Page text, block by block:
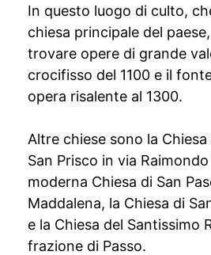
In questo luogo di culto,
chiesa principale del
trovare opere di grande
crocifisso del 1100 e il
opera risalente al 1300.
Altre chiese sono la
San Prisco in via
moderna Chiesa di San
Maddalena, la Chiesa di
e la Chiesa del Santissimo
frazione di Passo.